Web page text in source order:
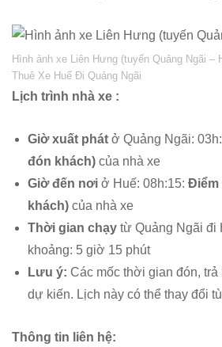
Hình ảnh xe Liên Hưng (tuyến Quảng Ngãi –
Thuê Xe Huế Đi Quảng Ngãi
Lịch trình nhà xe :
Giờ xuất phát ở Quảng Ngãi:
đón khách) của nhà xe
Giờ đến nơi ở Huế: 08h:15: Điểm
khách) của nhà xe
Thời gian chạy từ Quảng Ngãi đi
khoảng: 5 giờ 15 phút
Lưu ý: Các mốc thời gian đón,
dự kiến. Lịch này có thể thay đổi
Thông tin liên hệ: